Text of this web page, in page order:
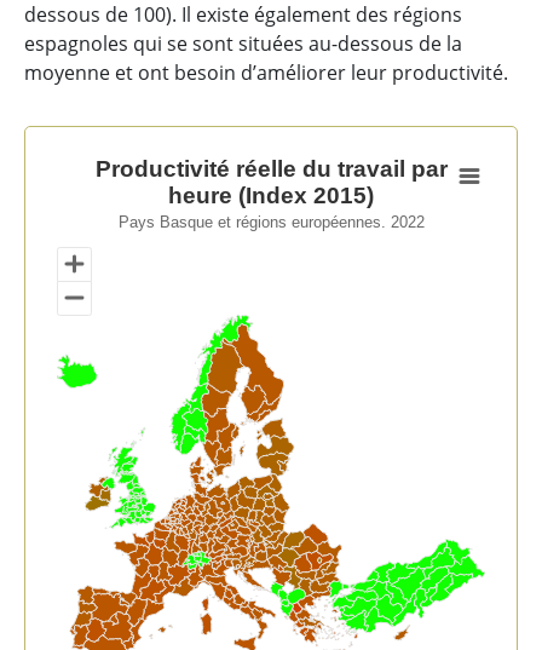
dessous de 100). Il existe également des régions
espagnoles qui se sont situées au-dessous de la
moyenne et ont besoin d’améliorer leur productivité.
Productivité réelle du travail par heure (Index 2015)
Map of unspecified region with 1 data series.
Pays Basque et régions européennes. 2022
View as data table, Productivité réelle du travail par
Productivité réelle du travail par
heure (Index 2015)
Pays Basque et régions européennes. 2022